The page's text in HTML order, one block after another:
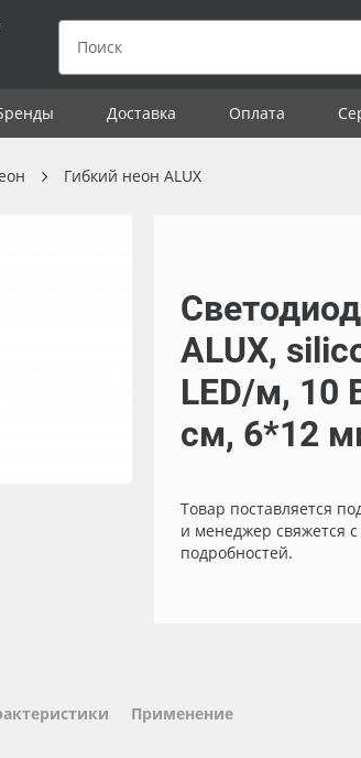
Доставка Оплата
Гибкий неон ALUX
ALUX,
LED/м, 10
см, 6*12
Товар поставляется
и менеджер свяжется
подробностей.
Применение